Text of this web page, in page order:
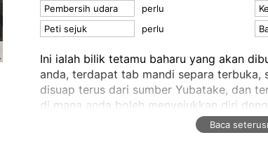
Pembersih udara
perlu
Peti sejuk
perlu
Ini ialah bilik tetamu baharu yang akan
anda, terdapat tab mandi separa terbuka,
disuap terus dari sumber Yubatake, dan
di mana anda boleh menyejukkan diri
Bilik tidur twin dan bilik 3 katil
Baca